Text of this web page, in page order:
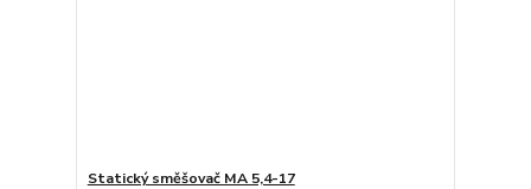
Statický směšovač MA 5,4-17